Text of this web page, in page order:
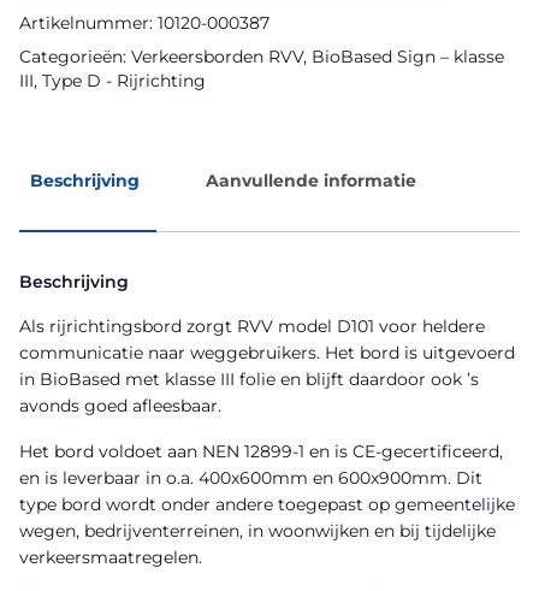
Artikelnummer: 10120-000387
Categorieën: Verkeersborden RVV, BioBased Sign – klasse
III, Type D - Rijrichting
Beschrijving Aanvullende informatie
Beschrijving
Als rijrichtingsbord zorgt RVV model D101 voor heldere
communicatie naar weggebruikers. Het bord is uitgevoerd
in BioBased met klasse III folie en blijft daardoor ook ’s
avonds goed afleesbaar.
Het bord voldoet aan NEN 12899-1 en is CE-gecertificeerd,
en is leverbaar in o.a. 400x600mm en 600x900mm. Dit
type bord wordt onder andere toegepast op gemeentelijke
wegen, bedrijventerreinen, in woonwijken en bij tijdelijke
verkeersmaatregelen.